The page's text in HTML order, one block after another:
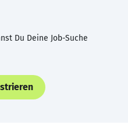
Du Deine Job-Suche